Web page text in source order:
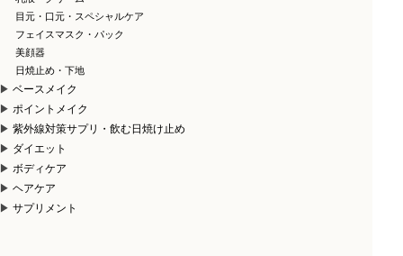
目元・口元・スペシャルケア
フェイスマスク・パック
美顔器
日焼止め・下地
ベースメイク
ポイントメイク
紫外線対策サプリ・飲む日焼け止め
ダイエット
ボディケア
ヘアケア
サプリメント